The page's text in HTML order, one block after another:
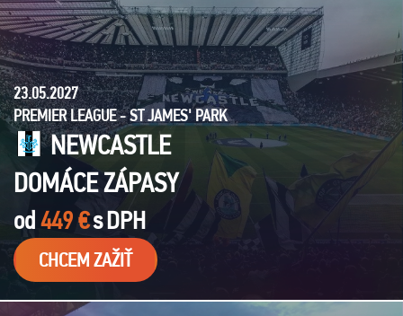
23.05.2027
PREMIER LEAGUE - ST JAMES' PARK
NEWCASTLE
DOMÁCE ZÁPASY
od449 €sDPH
CHCEM ZAŽIŤ